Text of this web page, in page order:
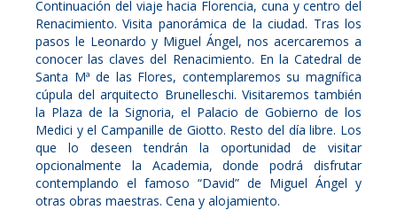
Continuación del viaje hacia Florencia, cuna y centro del
Renacimiento. Visita panorámica de la ciudad. Tras los
pasos le Leonardo y Miguel Ángel, nos acercaremos a
conocer las claves del Renacimiento. En la Catedral de
Santa Mª de las Flores, contemplaremos su magnífica
cúpula del arquitecto Brunelleschi. Visitaremos también
la Plaza de la Signoria, el Palacio de Gobierno de los
Medici y el Campanille de Giotto. Resto del día libre. Los
que lo deseen tendrán la oportunidad de visitar
opcionalmente la Academia, donde podrá disfrutar
contemplando el famoso “David” de Miguel Ángel y
otras obras maestras. Cena y alojamiento.